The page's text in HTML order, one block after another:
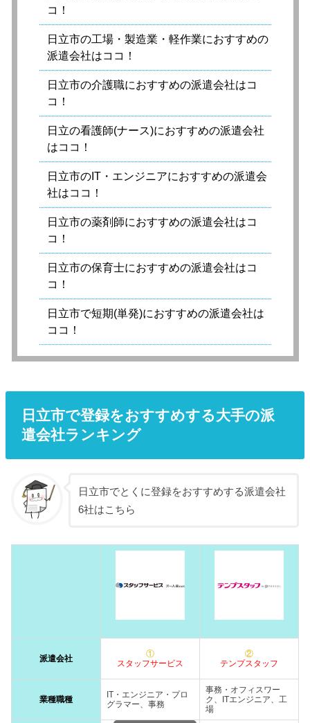
コ！
日立市の工場・製造業・軽作業におすすめの
派遣会社はココ！
日立市の介護職におすすめの派遣会社はコ
コ！
日立の看護師(ナース)におすすめの派遣会社
はココ！
日立市のIT・エンジニアにおすすめの派遣会
社はココ！
日立市の薬剤師におすすめの派遣会社はコ
コ！
日立市の保育士におすすめの派遣会社はコ
コ！
日立市で短期(単発)におすすめの派遣会社は
ココ！
日立市で登録をおすすめする大手の派
遣会社ランキング
日立市でとくに登録をおすすめする派遣会社
6社はこちら
派遣会社
①
スタッフサービス
②
テンプスタッフ
業種職種
IT・エンジニア・プロ
グラマー、事務
事務・オフィスワー
ク、ITエンジニア、工
場